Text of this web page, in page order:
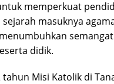
memperkuat
masuknya
didik.
tahun Misi Katolik di